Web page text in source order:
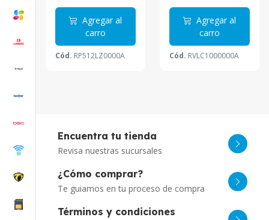
Agregar al
carro
Cód. RP512LZ0000A
Agregar al
carro
Cód. RVLC1000000A
Encuentra tu tienda
Revisa nuestras sucursales
¿Cómo comprar?
Te guiamos en tu proceso de compra
Términos y condiciones